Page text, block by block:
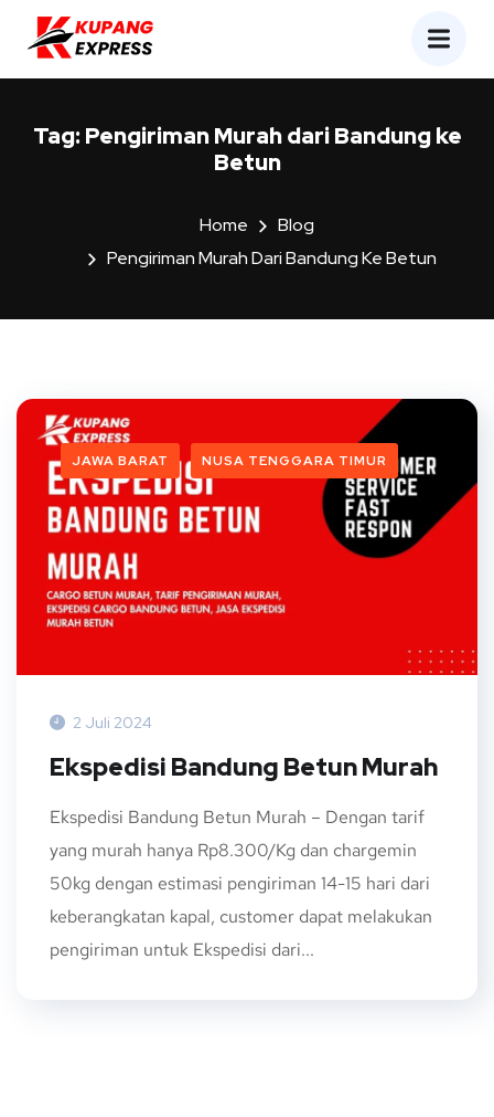
Tag: Pengiriman Murah dari Bandung ke
Betun
Home
Blog
Pengiriman Murah Dari Bandung Ke Betun
JAWA BARAT NUSA TENGGARA TIMUR
2 Juli 2024
Ekspedisi Bandung Betun Murah
Ekspedisi Bandung Betun Murah – Dengan tarif
yang murah hanya Rp8.300/Kg dan chargemin
50kg dengan estimasi pengiriman 14-15 hari dari
keberangkatan kapal, customer dapat melakukan
pengiriman untuk Ekspedisi dari...